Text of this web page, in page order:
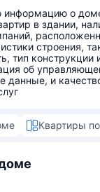
информацию о
в здании,
строения,
тип конструкции
об
данные, и
Квартиры